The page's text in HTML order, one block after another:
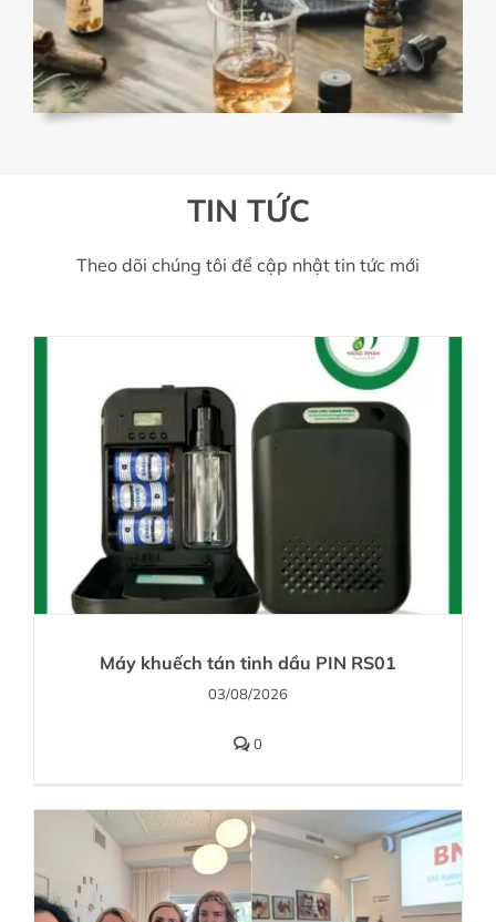
TIN TỨC
Theo dõi chúng tôi để cập nhật tin tức mới
Máy khuếch tán tinh dầu PIN RS01
03/08/2026
0